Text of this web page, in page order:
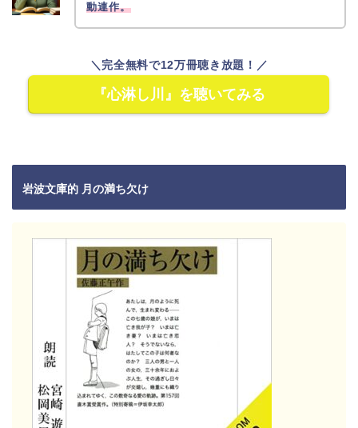
動連作。
＼完全無料で12万冊聴き放題！／
『心淋し川』を聴いてみる
岩波文庫的 月の満ち欠け